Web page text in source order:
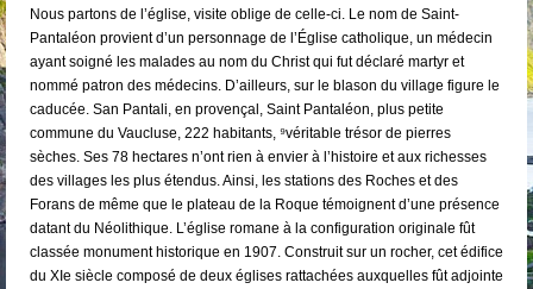
Nous partons de l’église, visite oblige de celle-ci. Le nom de Saint-
Pantaléon provient d’un personnage de l’Église catholique, un médecin
ayant soigné les malades au nom du Christ qui fut déclaré martyr et
nommé patron des médecins. D’ailleurs, sur le blason du village figure le
caducée. San Pantali, en provençal, Saint Pantaléon, plus petite
commune du Vaucluse, 222 habitants, ⁹véritable trésor de pierres
sèches. Ses 78 hectares n’ont rien à envier à l’histoire et aux richesses
des villages les plus étendus. Ainsi, les stations des Roches et des
Forans de même que le plateau de la Roque témoignent d’une présence
datant du Néolithique. L’église romane à la configuration originale fût
classée monument historique en 1907. Construit sur un rocher, cet édifice
du XIe siècle composé de deux églises rattachées auxquelles fût adjointe